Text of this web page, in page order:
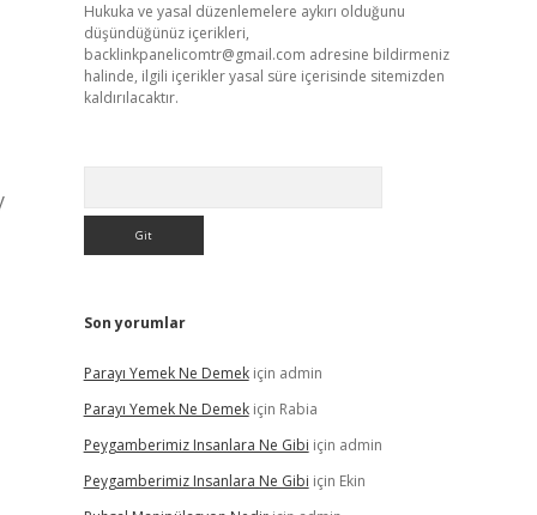
Hukuka ve yasal düzenlemelere aykırı olduğunu
düşündüğünüz içerikleri,
backlinkpanelicomtr@gmail.com adresine bildirmeniz
halinde, ilgili içerikler yasal süre içerisinde sitemizden
kaldırılacaktır.
Son yorumlar
Parayı Yemek Ne Demekiçin admin
Parayı Yemek Ne Demekiçin Rabia
Peygamberimiz Insanlara Ne Gibi için admin
Peygamberimiz Insanlara Ne Gibi için Ekin